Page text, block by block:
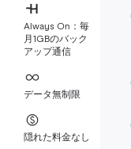
Always On：毎
月1GBのバック
アップ通信
データ無制限
隠れた料金なし